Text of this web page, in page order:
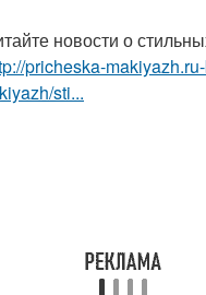
новости о
pricheska-
sti...